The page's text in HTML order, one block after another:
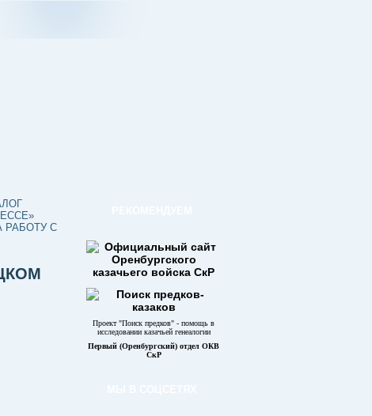
РАБОТУ С
Проект "Поиск предков" - помощь в
исследовании казачьей генеалогии
Первый (Оренбургский) отдел ОКВ
СкР